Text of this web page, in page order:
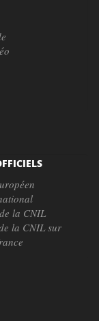
la CNIL
la CNIL sur